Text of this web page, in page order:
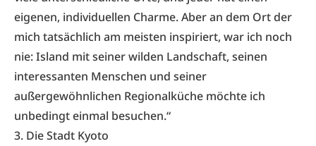
eigenen, individuellen Charme. Aber an dem Ort der
mich tatsächlich am meisten inspiriert, war ich noch
nie: Island mit seiner wilden Landschaft, seinen
interessanten Menschen und seiner
außergewöhnlichen Regionalküche möchte ich
unbedingt einmal besuchen.“
3. Die Stadt Kyoto